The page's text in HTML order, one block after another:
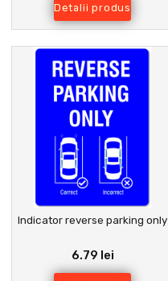
Detalii produs
Indicator reverse parking only
6.79 lei